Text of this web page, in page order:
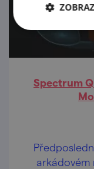
Spectrum
arkádovém